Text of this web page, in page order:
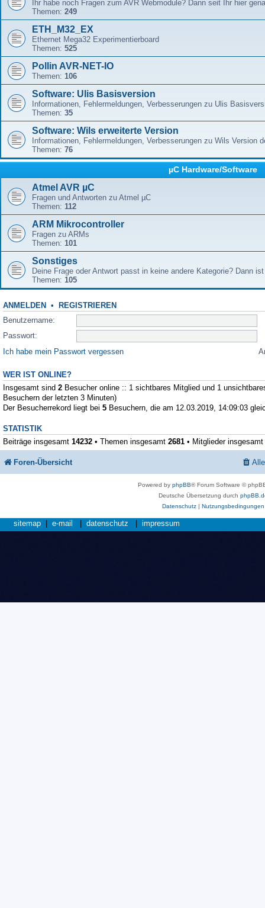
Ihr habe noch Fragen zum AVR Webmodule? Dann seit Ihr hier
Themen: 249
ETH_M32_EX
Ethernet Mega32 Experimentierboard
Themen: 525
Pollin AVR-NET-IO
Themen: 106
Software: Ulis Basisversion
Informationen, Fehlermeldungen, Verbesserungen zu Ulis
Themen: 35
Software: Wils erweiterte Version
Informationen, Fehlermeldungen, Verbesserungen zu Wils Version
Themen: 76
µC Hardware/Software
Atmel AVR µC
Fragen und Antworten zu Atmel µC
Themen: 112
ARM Mikrocontroller
Fragen zu ARMs
Themen: 101
Sonstiges
Deine Frage oder Antwort passt in keine andere Kategorie? Dann
Themen: 105
ANMELDEN • REGISTRIEREN
Benutzername:
Passwort:
Ich habe mein Passwort vergessen
WER IST ONLINE?
Insgesamt sind 2 Besucher online :: 1 sichtbares Mitglied und 1
Besuchern der letzten 3 Minuten)
Der Besucherrekord liegt bei 5 Besuchern, die am 12.03.2019, 14:09:03
STATISTIK
Beiträge insgesamt 14232 • Themen insgesamt 2681 • Mitglieder insgesamt
Foren-Übersicht
Powered byphpBB® Forum Software ©
Deutsche Übersetzung durch
Datenschutz| Nutzungsbedingungen
sitemap e-mail datenschutz impressum